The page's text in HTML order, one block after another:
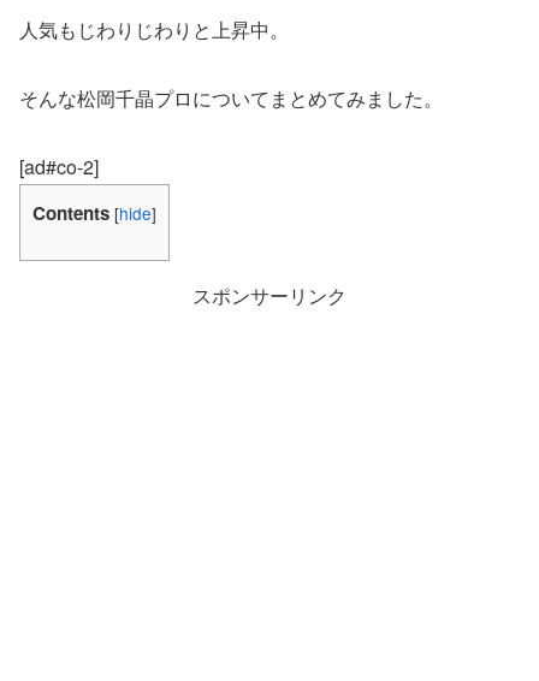
人気もじわりじわりと上昇中。
そんな松岡千晶プロについてまとめてみました。
[ad#co-2]
Contents [hide]
スポンサーリンク